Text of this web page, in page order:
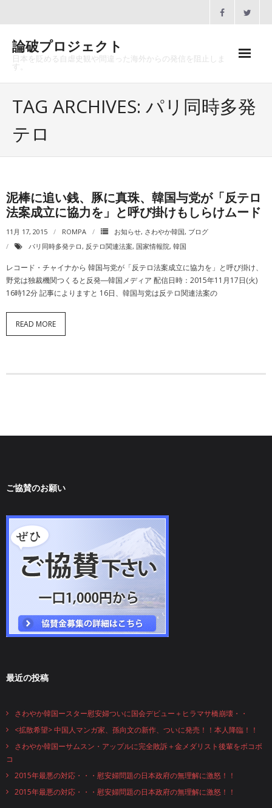
論破プロジェクト
日本を貶める自虐史観や間違った海外からの発信を阻止しま
す。
協賛のお願い
お問合せ
動画一覧
TAG ARCHIVES: パリ同時多発
テロ
泥棒に追い銭、豚に真珠、韓国与党が「反テロ
法案成立に協力を」と呼び掛けもしらけムード
11月 17, 2015 ROMPA お知らせ, さわやか韓国, ブログ
パリ同時多発テロ, 反テロ関連法案, 国家情報院, 韓国
レコード・チャイナから 韓国与党が「反テロ法案成立に協力を」と呼び掛け、
野党は独裁機関つくると反発―韓国メディア 配信日時：2015年11月17日(火)
16時12分 記事によりますと 16日、韓国与党は反テロ関連法案の
READ MORE
ご協賛のお願い
最近の投稿
さわやか韓国ースター慰安婦ついに国会デビュー＋ヒラマサ橋崩壊・・
<拡散希望> 中国人マンガ家、孫向文の新作、ついに発売！！本人降臨！！
さわやか韓国ーサムスン・アップルに完全敗訴＋金メダリスト後輩をボコボ
コ
2015年最悪の対応・・・慰安婦問題の日本政府の無理解に激怒！！
2015年最悪の対応・・・慰安婦問題の日本政府の無理解に激怒！！